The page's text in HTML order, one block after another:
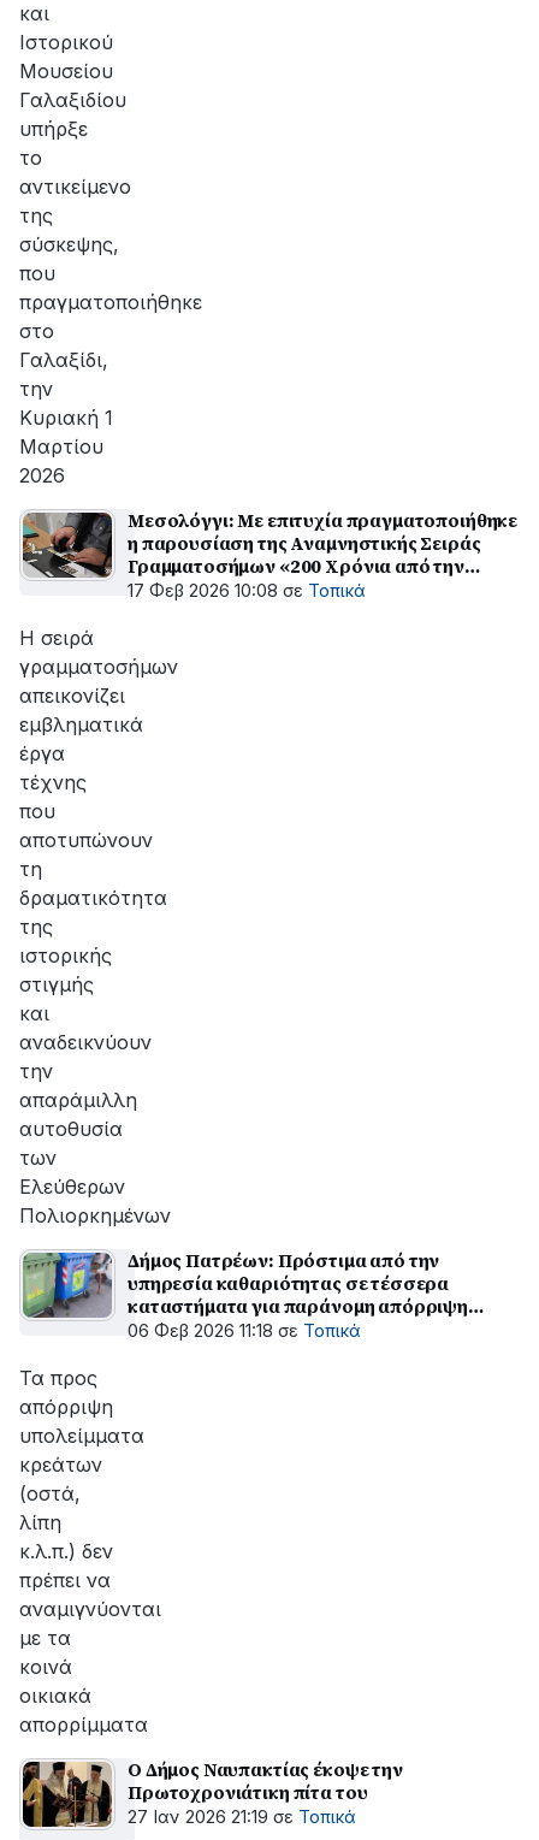
και
Ιστορικού
Μουσείου
Γαλαξιδίου
υπήρξε
το
αντικείμενο
της
σύσκεψης,
που
πραγματοποιήθηκε
στο
Γαλαξίδι,
την
Κυριακή 1
Μαρτίου
2026
Μεσολόγγι: Με επιτυχία πραγματοποιήθηκε
η παρουσίαση της Αναμνηστικής Σειράς
Γραμματοσήμων «200 Χρόνια από την
Έξοδο του Μεσολογγίου»
17 Φεβ 2026 10:08 σε Τοπικά
Η σειρά
γραμματοσήμων
απεικονίζει
εμβληματικά
έργα
τέχνης
που
αποτυπώνουν
τη
δραματικότητα
της
ιστορικής
στιγμής
και
αναδεικνύουν
την
απαράμιλλη
αυτοθυσία
των
Ελεύθερων
Πολιορκημένων
Δήμος Πατρέων: Πρόστιμα από την
υπηρεσία καθαριότητας σε τέσσερα
καταστήματα για παράνομη απόρριψη
υπολειμμάτων κρέατος και απορριμμάτων
06 Φεβ 2026 11:18 σε Τοπικά
Τα προς
απόρριψη
υπολείμματα
κρεάτων
(οστά,
λίπη
κ.λ.π.) δεν
πρέπει να
αναμιγνύονται
με τα
κοινά
οικιακά
απορρίμματα
Ο Δήμος Ναυπακτίας έκοψε την
Πρωτοχρονιάτικη πίτα του
27 Ιαν 2026 21:19 σε Τοπικά